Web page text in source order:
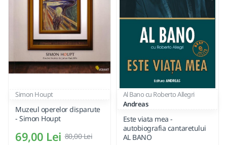
Simon Houpt
Muzeul operelor disparute
- Simon Houpt
69,00 Lei 80,00 Lei
Al Bano cu Roberto Allegri
Andreas
Este viata mea -
autobiografia cantaretului
AL BANO